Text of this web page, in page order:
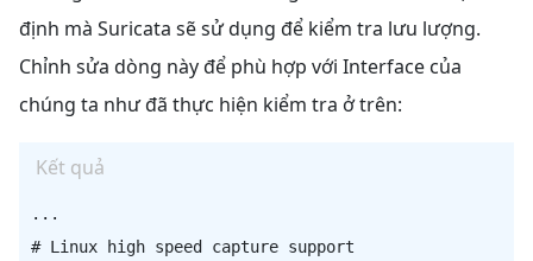
định mà Suricata sẽ sử dụng để kiểm tra lưu lượng.
Chỉnh sửa dòng này để phù hợp với Interface của
chúng ta như đã thực hiện kiểm tra ở trên:
Kết quả
...
# Linux high speed capture support